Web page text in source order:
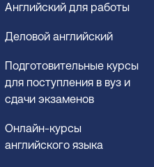
Английский для работы
Деловой английский
Подготовительные курсы
для поступления в вуз и
сдачи экзаменов
Онлайн-курсы
английского языка